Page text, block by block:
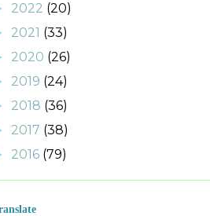
2022 (20)
2021 (33)
2020 (26)
2019 (24)
2018 (36)
2017 (38)
2016 (79)